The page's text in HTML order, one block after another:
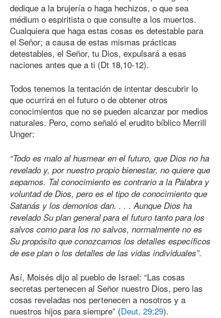
dedique a la brujería o haga hechizos, o que sea
médium o espiritista o que consulte a los muertos.
Cualquiera que haga estas cosas es detestable para
el Señor; a causa de estas mismas prácticas
detestables, el Señor, tu Dios, expulsará a esas
naciones antes que a ti (Dt 18,10-12).
Todos tenemos la tentación de intentar descubrir lo
que ocurrirá en el futuro o de obtener otros
conocimientos que no se pueden alcanzar por medios
naturales. Pero, como señaló el erudito bíblico Merrill
Unger:
“Todo es malo al husmear en el futuro, que Dios no ha
revelado y, por nuestro propio bienestar, no quiere que
sepamos. Tal conocimiento es contrario a la Palabra y
voluntad de Dios, pero es el tipo de conocimiento que
Satanás y los demonios dan. . . . Aunque Dios ha
revelado Su plan general para el futuro tanto para los
salvos como para los no salvos, normalmente no es
Su propósito que conozcamos los detalles específicos
de ese plan o los detalles de las vidas individuales”.
Así, Moisés dijo al pueblo de Israel: “Las cosas
secretas pertenecen al Señor nuestro Dios, pero las
cosas reveladas nos pertenecen a nosotros y a
nuestros hijos para siempre” (Deut. 29:29).